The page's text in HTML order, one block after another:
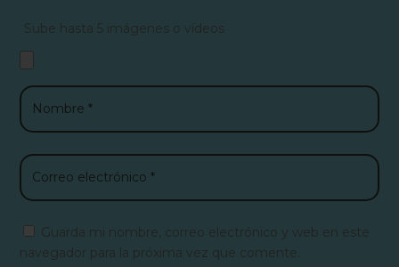
Sube hasta 5 imágenes o vídeos
Guarda mi nombre, correo electrónico y web en este
navegador para la próxima vez que comente.